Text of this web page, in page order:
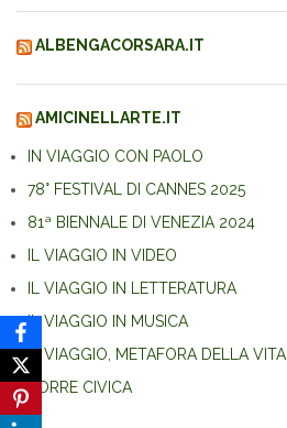
ALBENGACORSARA.IT
AMICINELLARTE.IT
IN VIAGGIO CON PAOLO
78° FESTIVAL DI CANNES 2025
81ª BIENNALE DI VENEZIA 2024
IL VIAGGIO IN VIDEO
IL VIAGGIO IN LETTERATURA
IL VIAGGIO IN MUSICA
IL VIAGGIO, METAFORA DELLA VITA
TORRE CIVICA